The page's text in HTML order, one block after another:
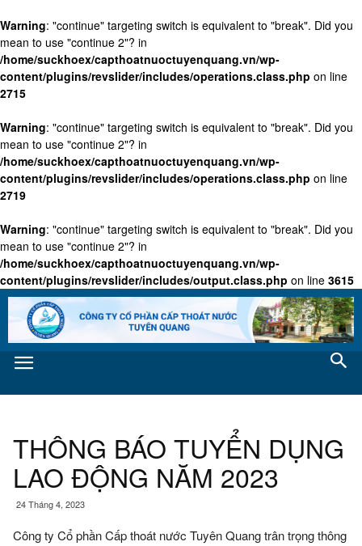
Warning: "continue" targeting switch is equivalent to "break". Did you
mean to use "continue 2"? in
/home/suckhoex/capthoatnuoctuyenquang.vn/wp-
content/plugins/revslider/includes/operations.class.php on line
2715
Warning: "continue" targeting switch is equivalent to "break". Did you
mean to use "continue 2"? in
/home/suckhoex/capthoatnuoctuyenquang.vn/wp-
content/plugins/revslider/includes/operations.class.php on line
2719
Warning: "continue" targeting switch is equivalent to "break". Did you
mean to use "continue 2"? in
/home/suckhoex/capthoatnuoctuyenquang.vn/wp-
content/plugins/revslider/includes/output.class.php on line 3615
THÔNG BÁO TUYỂN DỤNG
LAO ĐỘNG NĂM 2023
24 Tháng 4, 2023
Công ty Cổ phần Cấp thoát nước Tuyên Quang trân trọng thông